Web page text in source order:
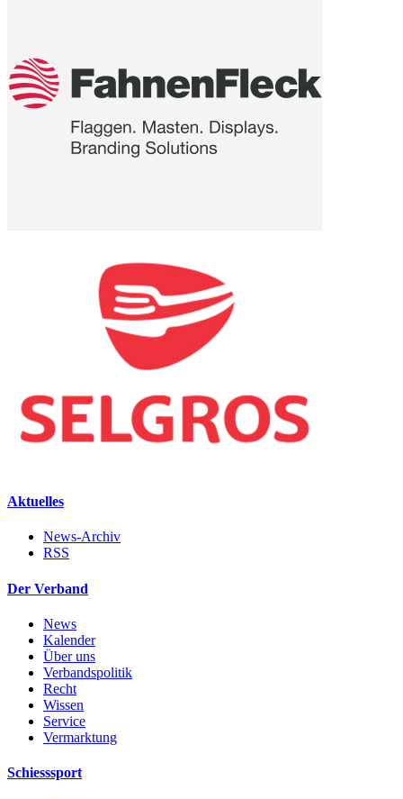
Aktuelles
News-Archiv
RSS
Der Verband
News
Kalender
Über uns
Verbandspolitik
Recht
Wissen
Service
Vermarktung
Schiesssport